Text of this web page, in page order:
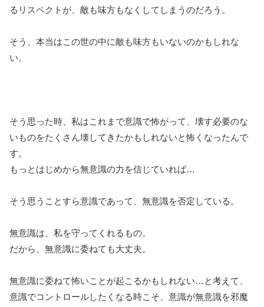
るリスペクトが、敵も味方もなくしてしまうのだろう。
そう、本当はこの世の中に敵も味方もいないのかもしれな
い。
そう思った時、私はこれまで意識で怖がって、壊す必要のな
いものをたくさん壊してきたかもしれないと怖くなったんで
す。
もっとはじめから無意識の力を信じていれば…
そう思うことすら意識であって、無意識を否定している。
無意識は、私を守ってくれるもの。
だから、無意識に委ねても大丈夫。
無意識に委ねて怖いことが起こるかもしれない…と考えて、
意識でコントロールしたくなる時こそ、意識が無意識を邪魔